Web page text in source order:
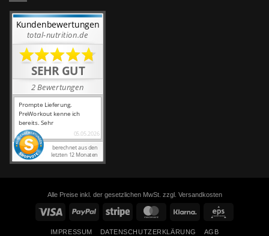
Alle Preise inkl. der gesetzlichen MwSt. zzgl. Versandkosten
Visa PayPal Stripe MasterCard Klarna
IMPRESSUM DATENSCHUTZERKLÄRUNG AGB